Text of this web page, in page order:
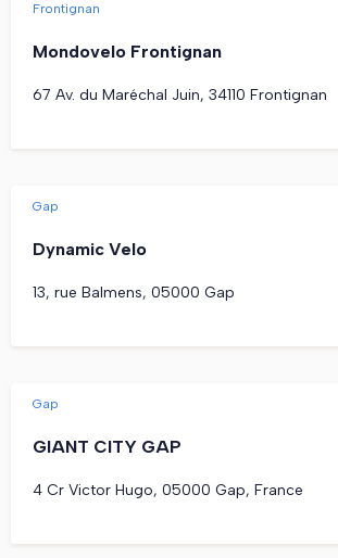
Frontignan
Mondovelo Frontignan
67 Av. du Maréchal Juin, 34110 Frontignan
Gap
Dynamic Velo
13, rue Balmens, 05000 Gap
Gap
GIANT CITY GAP
4 Cr Victor Hugo, 05000 Gap, France